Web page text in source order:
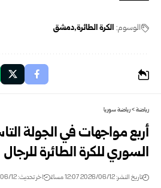
الوسوم: الكرة الطائرة دمشق
رياضة>رياضة سوريا
أربع مواجهات في الجولة
السوري للكرة الطائرة للرجال
تاريخ النشر: 2026/06/12 12:07 مساءً اخر تحديث: 2026/06/12 12:07 مساءً